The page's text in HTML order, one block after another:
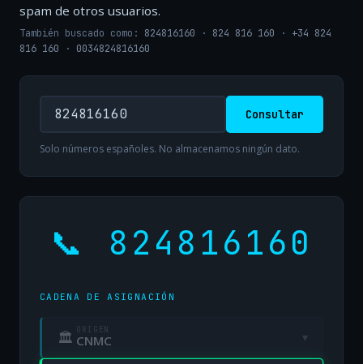
spam de otros usuarios.
También buscado como: 824816160 · 824 816 160 · +34 824
816 160 · 0034824816160
Consultar
Solo números españoles. No almacenamos ningún dato.
📞 824816160
CADENA DE ASIGNACIÓN
🏛 ORIGEN
CNMC ▾